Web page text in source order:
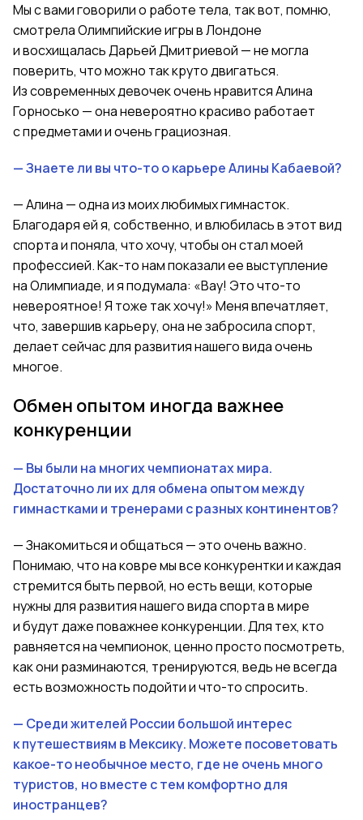
Мы с вами говорили о работе тела, так вот, помню,
смотрела Олимпийские игры в Лондоне
и восхищалась Дарьей Дмитриевой — не могла
поверить, что можно так круто двигаться.
Из современных девочек очень нравится Алина
Горносько — она невероятно красиво работает
с предметами и очень грациозная.
— Знаете ли вы что-то о карьере Алины Кабаевой?
— Алина — одна из моих любимых гимнасток.
Благодаря ей я, собственно, и влюбилась в этот вид
спорта и поняла, что хочу, чтобы он стал моей
профессией. Как-то нам показали ее выступление
на Олимпиаде, и я подумала: «Вау! Это что-то
невероятное! Я тоже так хочу!» Меня впечатляет,
что, завершив карьеру, она не забросила спорт,
делает сейчас для развития нашего вида очень
многое.
Обмен опытом иногда важнее
конкуренции
— Вы были на многих чемпионатах мира.
Достаточно ли их для обмена опытом между
гимнастками и тренерами с разных континентов?
— Знакомиться и общаться — это очень важно.
Понимаю, что на ковре мы все конкурентки и каждая
стремитсябытьпервой, но есть вещи, которые
нужны для развития нашего вида спорта в мире
и будут даже поважнее конкуренции. Для тех, кто
равняется на чемпионок, ценно просто посмотреть,
как они разминаются, тренируются, ведь не всегда
есть возможность подойти и что-то спросить.
— Среди жителей России большой интерес
к путешествиям в Мексику. Можете посоветовать
какое-то необычное место, где не очень много
туристов, но вместе с тем комфортно для
иностранцев?